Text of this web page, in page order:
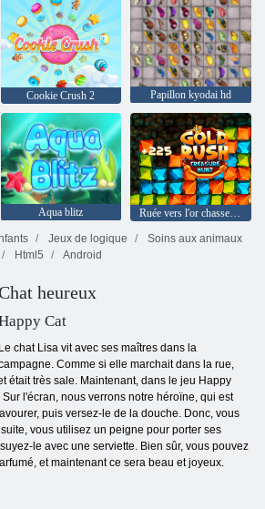
Cookie Crush 2 Papillon kyodai hd
Aqua blitz
Ruée vers l'or chasse au trésor
Jeux de logique
Soins aux animaux
Html5 Android
heureux
Cat
Le chat Lisa vit avec ses maîtres dans la
Comme si elle marchait dans la rue,
était très sale. Maintenant, dans le jeu Happy
l'écran, nous verrons notre héroïne, qui est
puis versez-le de la douche. Donc, vous
vous utilisez un peigne pour porter ses
le avec une serviette. Bien sûr, vous pouvez
et maintenant ce sera beau et joyeux.